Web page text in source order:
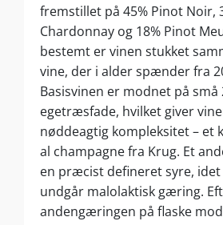
fremstillet på 45% Pinot Noir,
Chardonnay og 18% Pinot
bestemt er vinen stukket
vine, der i alder spænder fra
Basisvinen er modnet på små
egetræsfade, hvilket giver
nøddeagtig kompleksitet – et
al champagne fra Krug. Et
en præcist defineret syre,
undgår malolaktisk gæring.
andengæringen på flaske